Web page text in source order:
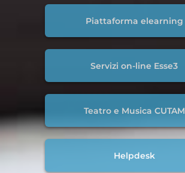
Piattaforma elearning
Servizi on-line Esse3
Teatro e Musica CUTAM
Helpdesk